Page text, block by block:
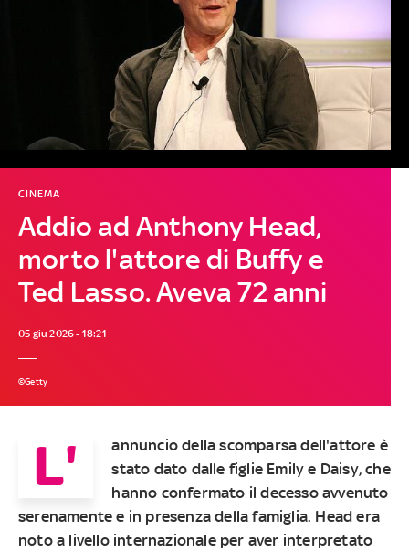
Addio ad Anthony Head,
morto l'attore di Buffy e
Ted Lasso. Aveva 72 anni
CINEMA
05 giu 2026 - 18:21
©Getty
L'
annuncio della scomparsa dell'attore è
stato dato dalle figlie Emily e Daisy, che
hanno confermato il decesso avvenuto
serenamente e in presenza della famiglia. Head era
noto a livello internazionale per aver interpretato